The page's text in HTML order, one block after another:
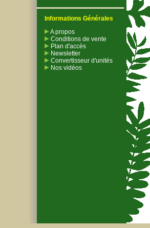
Informations Générales
A propos
Conditions de vente
Plan d'accès
Newsletter
Convertisseur d'unités
Nos vidéos